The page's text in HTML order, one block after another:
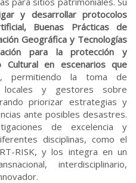
y desarrollar protocolos
Buenas Prácticas de
Geográfica y Tecnologías
para la protección y
Cultural en escenarios que
, permitiendo la toma de
locales y gestores sobre
priorizar estrategias y
ante posibles desastres.
de excelencia y
disciplinas, como el
RISK, y los integra en un
interdisciplinario,